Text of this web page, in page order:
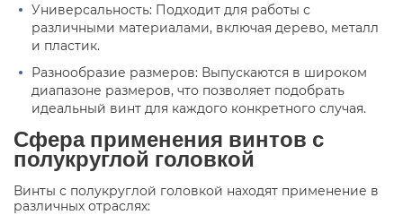
Универсальность: Подходит для работы с
различными материалами, включая дерево, металл
и пластик.
Разнообразие размеров: Выпускаются в широком
диапазоне размеров, что позволяет подобрать
идеальный винт для каждого конкретного случая.
Сфера применения винтов с
полукруглой головкой
Винты с полукруглой головкой находят применение в
различных отраслях: